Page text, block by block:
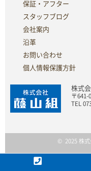
保証・アフター
スタッフブログ
会社案内
沿革
お問い合わせ
個人情報保護方針
株式
〒641-
TEL
© 2025 株式